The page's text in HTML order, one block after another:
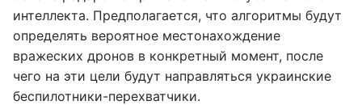
интеллекта. Предполагается, что алгоритмы будут
определять вероятное местонахождение
вражеских дронов в конкретный момент, после
чего на эти цели будут направляться украинские
беспилотники-перехватчики.